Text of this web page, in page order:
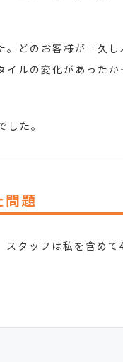
どのお客様が「久
イルの変化があった
た。
問題
タッフは私を含め